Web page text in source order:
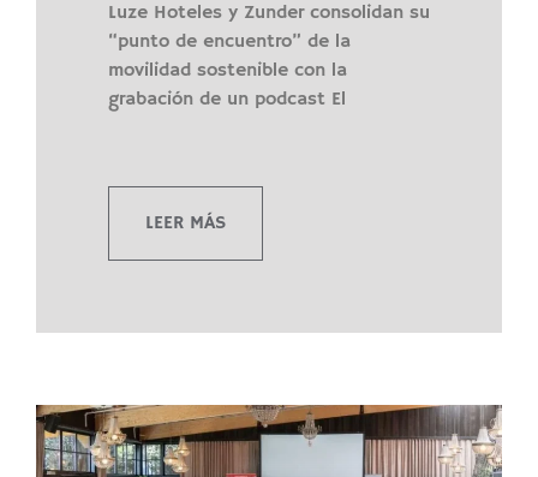
Luze Hoteles y Zunder consolidan su
“punto de encuentro” de la
movilidad sostenible con la
grabación de un podcast El
LEER MÁS